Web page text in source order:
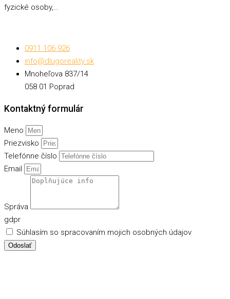
fyzické osoby,…
0911 106 926
info@dlugoreality.sk
Mnoheľova 837/14
058 01 Poprad
Kontaktný formulár
Meno
Priezvisko
Telefónne číslo
Email
Správa
gdpr
Súhlasím so spracovaním mojich osobných údajov
Odoslať